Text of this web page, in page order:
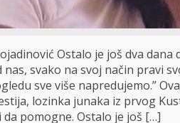
Ostalo je još dva dana
svako na svoj način pravi
sve više napredujemo.”
lozinka junaka iz prvog
da pomogne. Ostalo je još […]